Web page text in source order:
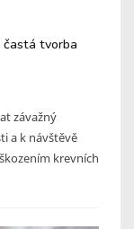
častá tvorba
závažný
a k návštěvě
krevních